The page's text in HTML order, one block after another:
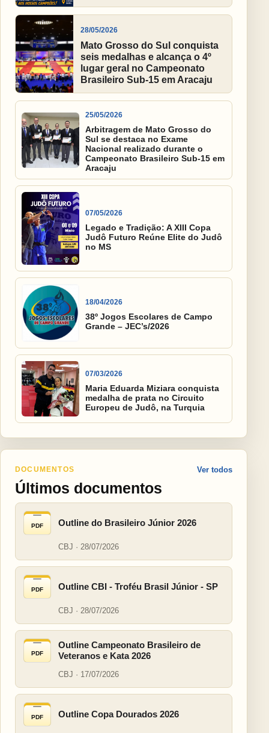
28/05/2026
Mato Grosso do Sul conquista
seis medalhas e alcança o 4º
lugar geral no Campeonato
Brasileiro Sub-15 em Aracaju
25/05/2026
Arbitragem de Mato Grosso do
Sul se destaca no Exame
Nacional realizado durante o
Campeonato Brasileiro Sub-15 em
Aracaju
07/05/2026
Legado e Tradição: A XIII Copa
Judô Futuro Reúne Elite do Judô
no MS
18/04/2026
38º Jogos Escolares de Campo
Grande – JEC’s/2026
07/03/2026
Maria Eduarda Miziara conquista
medalha de prata no Circuito
Europeu de Judô, na Turquia
DOCUMENTOS
Últimos documentos
Ver todos
PDF Outline do Brasileiro Júnior 2026
CBJ · 28/07/2026
PDF Outline CBI - Troféu Brasil Júnior - SP
CBJ · 28/07/2026
PDF
Outline Campeonato Brasileiro de
Veteranos e Kata 2026
CBJ · 17/07/2026
PDF Outline Copa Dourados 2026